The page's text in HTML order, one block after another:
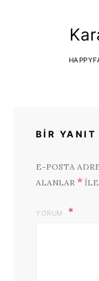
BIR YANIT
E-POSTA
ALANLAR *
YORUM